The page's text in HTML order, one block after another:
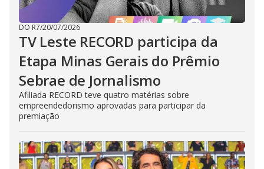
DO R7/20/07/2026
TV Leste RECORD participa da
Etapa Minas Gerais do Prêmio
Sebrae de Jornalismo
Afiliada RECORD teve quatro matérias sobre
empreendedorismo aprovadas para participar da
premiação